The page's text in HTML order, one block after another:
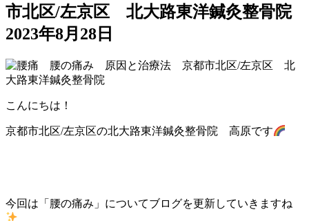
市北区/左京区 北大路東洋鍼灸整骨院
2023年8月28日
こんにちは！
京都市北区/左京区の北大路東洋鍼灸整骨院 高原です
今回は「腰の痛み」についてブログを更新していきますね